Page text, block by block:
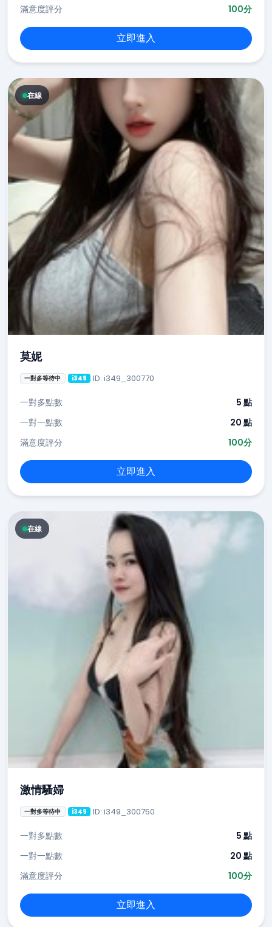
滿意度評分
100分
立即進入
在線
莫妮
一對多等待中 i349 ID: i349_300770
一對多點數
5 點
一對一點數
20 點
滿意度評分
100分
立即進入
在線
激情騷婦
一對多等待中 i349 ID: i349_300750
一對多點數
5 點
一對一點數
20 點
滿意度評分
100分
立即進入